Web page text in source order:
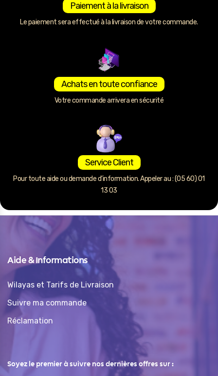
Paiement à la livraison
Le paiement sera effectué à la livraison de votre commande.
Achats en toute confiance
Votre commande arrivera en sécurité
Service Client
Pour toute aide ou demande d’information. Appeler au : (05 60) 01
13 03
Aide & Informations
Wilayas et Tarifs de Livraison
Suivre ma commande
Réclamation
Soyez le premier à suivre nos dernières offres sur :